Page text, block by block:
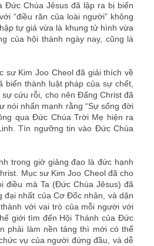
Đức Chúa Jêsus đã lập ra bị biến
“điều răn của loài người” không
tự giá vừa là khung tử hình vừa
của hội thánh ngày nay, cũng là
sư Kim Joo Cheol đã giải thích về
thành luật pháp của sự chết,
cứu rỗi, cho nên Đấng Christ đã
nói nhấn mạnh rằng “Sự sống đời
qua Đức Chúa Trời Mẹ hiện ra
Tín ngưỡng tin vào Đức Chúa
trong giờ giảng đạo là đức hạnh
Mục sư Kim Joo Cheol đã cho
điều mà Ta (Đức Chúa Jêsus) đã
đại nhất của Cơ Đốc nhân, và dặn
với vai trò của mỗi người với
giới tìm đến Hội Thánh của Đức
phải làm nền tảng thì mới có thể
vụ của người đứng đầu, và dễ